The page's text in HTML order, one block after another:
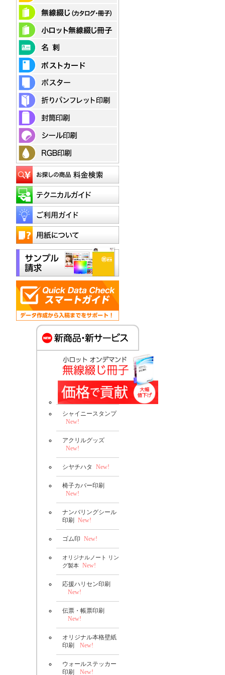
シャイニースタンプ
New!
アクリルグッズ
New!
シヤチハタ New!
椅子カバー印刷
New!
ナンバリングシール
印刷 New!
ゴム印 New!
オリジナルノート リン
グ製本 New!
応援ハリセン印刷
New!
伝票・帳票印刷
New!
オリジナル本格壁紙
印刷
New!
ウォールステッカー
印刷
New!